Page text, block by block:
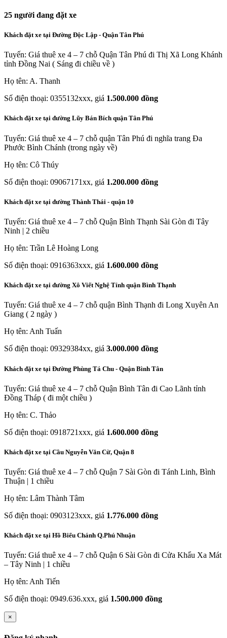
25 người đang đặt xe
Khách đặt xe tại Đường Độc Lập - Quận Tân Phú
Tuyến: Giá thuê xe 4 – 7 chỗ Quận Tân Phú đi Thị Xã Long Khánh
tỉnh Đồng Nai ( Sáng đi chiều về )
Họ tên: A. Thanh
Số điện thoại: 0355132xxx, giá 1.500.000 đồng
Khách đặt xe tại đường Lũy Bán Bích quận Tân Phú
Tuyến: Giá thuê xe 4 – 7 chỗ quận Tân Phú đi nghĩa trang Đa
Phước Bình Chánh (trong ngày về)
Họ tên: Cô Thúy
Số điện thoại: 09067171xx, giá 1.200.000 đồng
Khách đặt xe tại đường Thành Thái - quận 10
Tuyến: Giá thuê xe 4 – 7 chỗ Quận Bình Thạnh Sài Gòn đi Tây
Ninh | 2 chiều
Họ tên: Trần Lê Hoàng Long
Số điện thoại: 0916363xxx, giá 1.600.000 đồng
Khách đặt xe tại đường Xô Viết Nghệ Tỉnh quận Bình Thạnh
Tuyến: Giá thuê xe 4 – 7 chỗ quận Bình Thạnh đi Long Xuyên An
Giang ( 2 ngày )
Họ tên: Anh Tuấn
Số điện thoại: 09329384xx, giá 3.000.000 đồng
Khách đặt xe tại Đường Phùng Tá Chu - Quận Bình Tân
Tuyến: Giá thuê xe 4 – 7 chỗ Quận Bình Tân đi Cao Lãnh tỉnh
Đồng Tháp ( đi một chiều )
Họ tên: C. Thảo
Số điện thoại: 0918721xxx, giá 1.600.000 đồng
Khách đặt xe tại Cầu Nguyễn Văn Cừ, Quận 8
Tuyến: Giá thuê xe 4 – 7 chỗ Quận 7 Sài Gòn đi Tánh Linh, Bình
Thuận | 1 chiều
Họ tên: Lâm Thành Tâm
Số điện thoại: 0903123xxx, giá 1.776.000 đồng
Khách đặt xe tại Hồ Biểu Chánh Q.Phú Nhuận
Tuyến: Giá thuê xe 4 – 7 chỗ Quận 6 Sài Gòn đi Cửa Khẩu Xa Mát
– Tây Ninh | 1 chiều
Họ tên: Anh Tiến
Số điện thoại: 0949.636.xxx, giá 1.500.000 đồng
×